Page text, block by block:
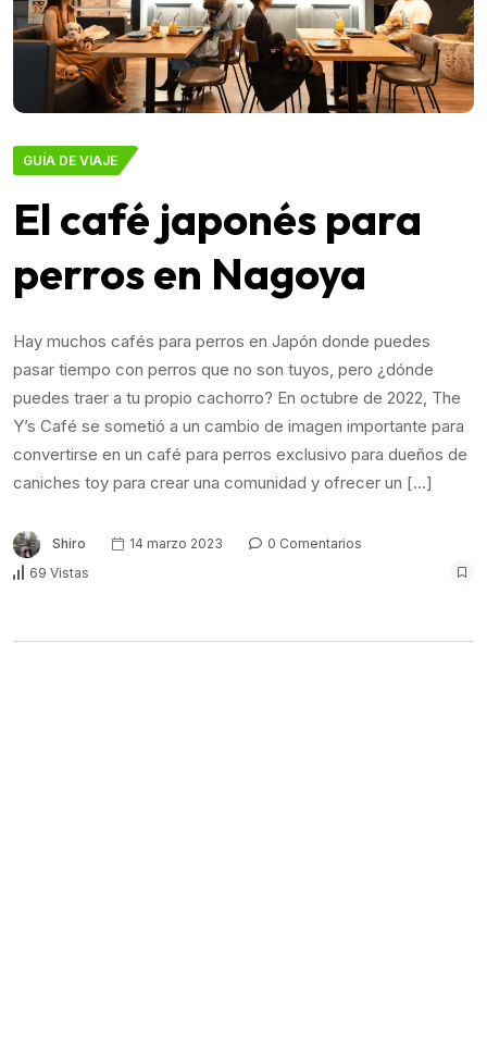
GUÍA DE VIAJE
El café japonés para
perros en Nagoya
Hay muchos cafés para perros en Japón donde puedes
pasar tiempo con perros que no son tuyos, pero ¿dónde
puedes traer a tu propio cachorro? En octubre de 2022, The
Y’s Café se sometió a un cambio de imagen importante para
convertirse en un café para perros exclusivo para dueños de
caniches toy para crear una comunidad y ofrecer un […]
Shiro 14 marzo 2023
0 Comentarios
69 Vistas